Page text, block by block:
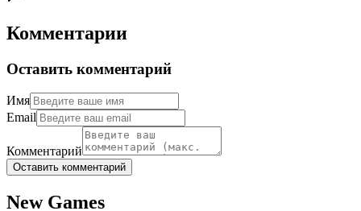
Комментарии
Оставить комментарий
Имя
Email
Комментарий
Оставить комментарий
New Games